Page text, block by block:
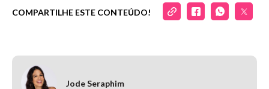
COMPARTILHE ESTE CONTEÚDO!
Jode Seraphim